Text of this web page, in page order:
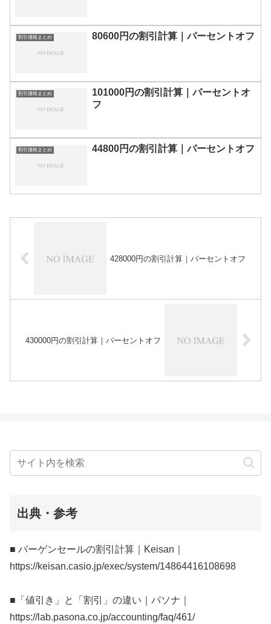
割引価格まとめ 80600円の割引計算｜パーセントオフ
割引価格まとめ
101000円の割引計算｜パーセントオ
フ
割引価格まとめ 44800円の割引計算｜パーセントオフ
428000円の割引計算｜パーセントオフ
430000円の割引計算｜パーセントオフ
出典・参考
■ バーゲンセールの割引計算｜Keisan｜
https://keisan.casio.jp/exec/system/14864416108698
■「値引き」と「割引」の違い｜パソナ｜
https://lab.pasona.co.jp/accounting/faq/461/